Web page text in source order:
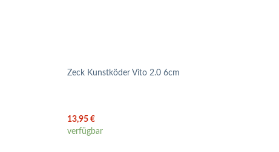
Zeck Kunstköder Vito 2.0 6cm
13,95 €
verfügbar